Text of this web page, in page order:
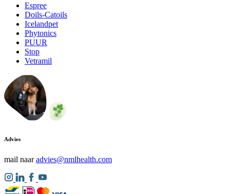
Espree
Doils-Catoils
Icelandpet
Phytonics
PUUR
Stop
Vetramil
Advies
mail naaradvies@nmlhealth.com